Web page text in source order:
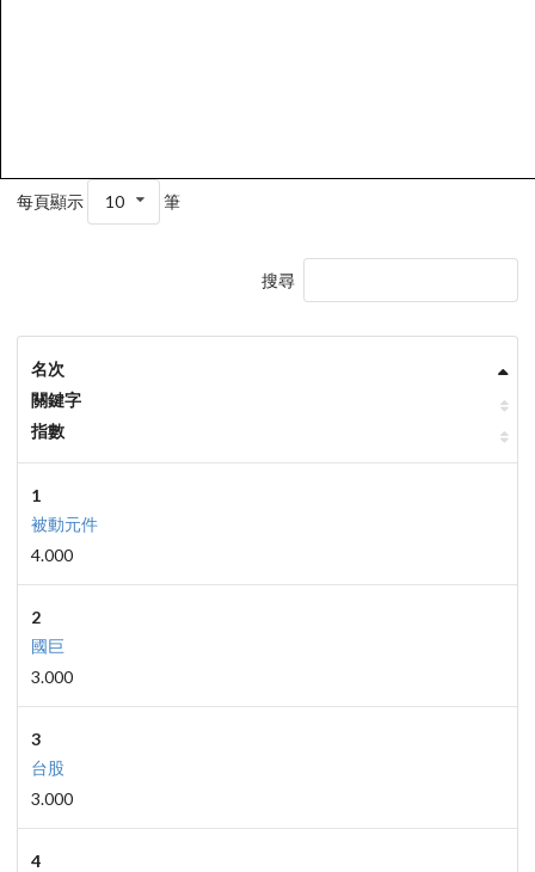
每頁顯示 10 筆
搜尋
名次
關鍵字
指數
1
被動元件
4.000
2
國巨
3.000
3
台股
3.000
4